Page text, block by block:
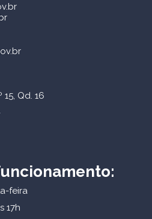
Qd. 16
feira
17h